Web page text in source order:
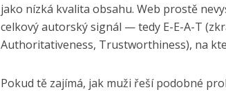
jako nízká kvalita obsahu. Web prostě
celkový autorský signál — tedy E-E-A-T
Authoritativeness, Trustworthiness), na
Pokud tě zajímá, jak muži řeší podobné